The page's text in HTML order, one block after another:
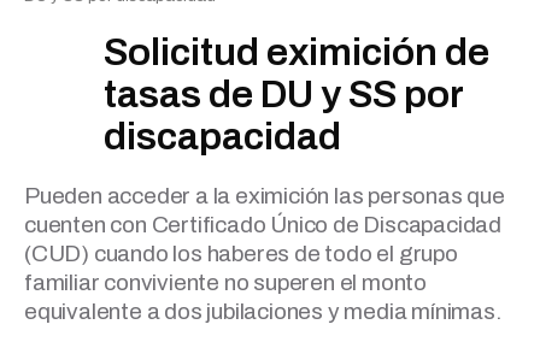
Solicitud eximición de
tasas de DU y SS por
discapacidad
Pueden acceder a la eximición las personas que
cuenten con Certificado Único de Discapacidad
(CUD) cuando los haberes de todo el grupo
familiar conviviente no superen el monto
equivalente a dos jubilaciones y media mínimas.